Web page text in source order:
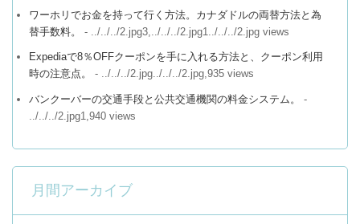
ワーホリでお金を持って行く方法。カナダドルの両替方法と為
替手数料。
- ../../../2.jpg3,../../../2.jpg1../../../2.jpg views
Expediaで8％OFFクーポンを手に入れる方法と、クーポン利用
時の注意点。
- ../../../2.jpg../../../2.jpg,935 views
バンクーバーの交通手段と公共交通機関の料金システム。
-
../../../2.jpg1,940 views
月間アーカイブ